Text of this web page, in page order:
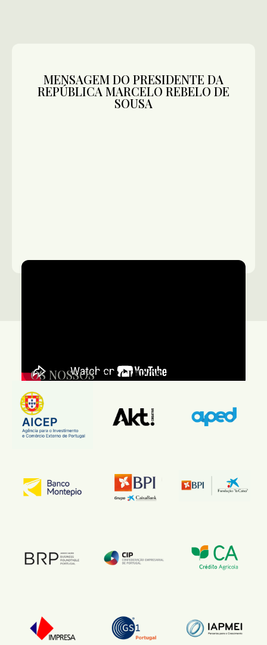
MENSAGEM DO PRESIDENTE DA
REPÚBLICA MARCELO REBELO DE
SOUSA
_OS NOSSOS PARCEIROS FUNDADORES